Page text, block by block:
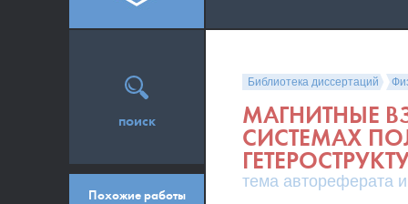
Библиотека диссертаций
МАГНИТНЫЕ
СИСТЕМАХ
тема автореферата
поиск
Похожие работы